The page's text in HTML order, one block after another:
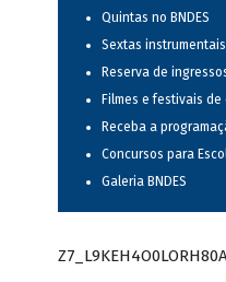
Quintas no BNDES
Sextas instrumentais
Reserva de
Filmes e festivais de
Receba a
Concursos para
Galeria BNDES